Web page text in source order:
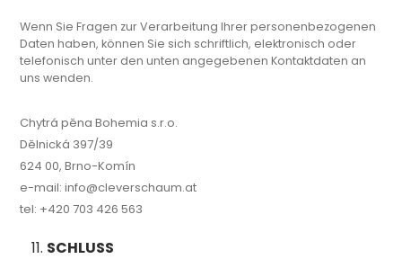
Wenn Sie Fragen zur Verarbeitung Ihrer personenbezogenen
Daten haben, können Sie sich schriftlich, elektronisch oder
telefonisch unter den unten angegebenen Kontaktdaten an
uns wenden.
Chytrá pěna Bohemia s.r.o.
Dělnická 397/39
624 00, Brno-Komín
e-mail: info@cleverschaum.at
tel: +420 703 426 563
SCHLUSS